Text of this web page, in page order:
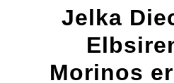
Jelka
Morinos